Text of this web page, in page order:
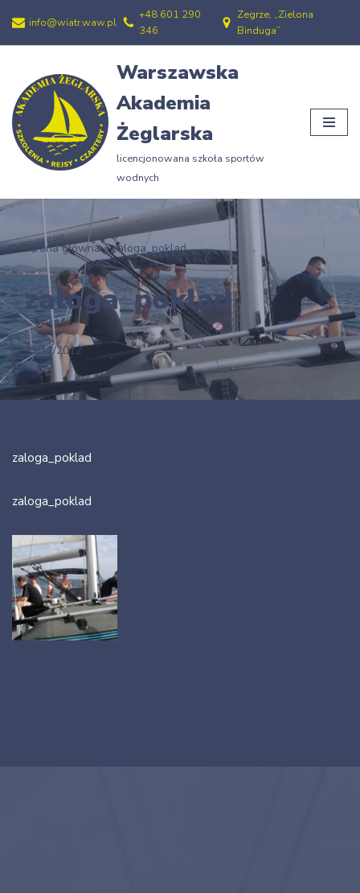
Przejdź
treści
info@wiatr.waw.pl
+48 601 290
346
Zegrze, „Zielona
Binduga”
Warszawska
Akademia
Żeglarska
licencjonowana szkoła sportów
wodnych
Strona główna»zaloga_poklad
zaloga_poklad
29/12/2012
zaloga_poklad
zaloga_poklad